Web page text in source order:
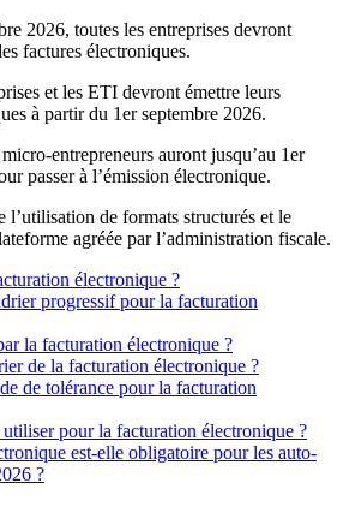
2026, toutes les entreprises devront
factures électroniques.
et les ETI devront émettre leurs
à partir du 1er septembre 2026.
entrepreneurs auront jusqu’au 1er
passer à l’émission électronique.
l’utilisation de formats structurés et le
agréée par l’administration fiscale.
électronique ?
progressif pour la facturation
la facturation électronique ?
de la facturation électronique ?
de tolérance pour la facturation
pour la facturation électronique ?
est-elle obligatoire pour les auto-
?